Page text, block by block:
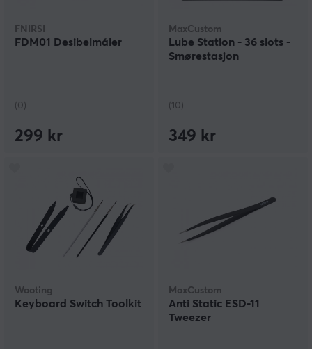
FNIRSI
FDM01 Desibelmåler
(0)
299 kr
MaxCustom
Lube Station - 36 slots -
Smørestasjon
(10)
349 kr
Wooting
Keyboard Switch Toolkit
MaxCustom
Anti Static ESD-11
Tweezer